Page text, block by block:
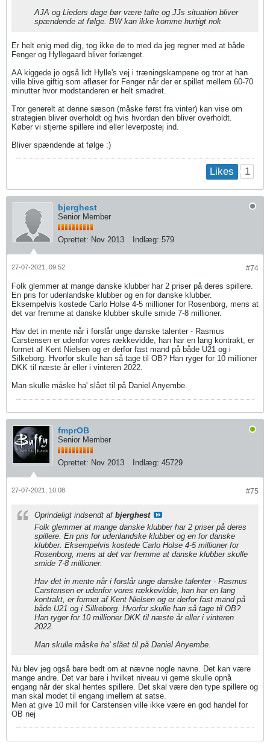
AJA og Lieders dage bør være talte og JJs situation bliver
spændende at følge. BW kan ikke komme hurtigt nok
Er helt enig med dig, tog ikke de to med da jeg regner med at både
Fenger og Hyllegaard bliver forlænget.
AA kiggede jo også lidt Hylle's vej i træningskampene og tror at han
ville blive giftig som afløser for Fenger når der er spillet mellem 60-70
minutter hvor modstanderen er helt smadret.
Tror generelt at denne sæson (måske først fra vinter) kan vise om
strategien bliver overholdt og hvis hvordan den bliver overholdt.
Køber vi stjerne spillere ind eller leverpostej ind.
Bliver spændende at følge :)
Likes 1
bjerghest
Senior Member
Oprettet: Nov 2013 Indlæg: 579
#74
27-07-2021, 09:52
Folk glemmer at mange danske klubber har 2 priser på deres spillere.
En pris for udenlandske klubber og en for danske klubber.
Eksempelvis kostede Carlo Holse 4-5 millioner for Rosenborg, mens at
det var fremme at danske klubber skulle smide 7-8 millioner.
Hav det in mente når i forslår unge danske talenter - Rasmus
Carstensen er udenfor vores rækkevidde, han har en lang kontrakt, er
formet af Kent Nielsen og er derfor fast mand på både U21 og i
Silkeborg. Hvorfor skulle han så tage til OB? Han ryger for 10 millioner
DKK til næste år eller i vinteren 2022.
Man skulle måske ha' slået til på Daniel Anyembe.
fmprOB
Senior Member
Oprettet: Nov 2013 Indlæg: 45729
#75
27-07-2021, 10:08
Oprindeligt indsendt af bjerghest
Folk glemmer at mange danske klubber har 2 priser på deres
spillere. En pris for udenlandske klubber og en for danske
klubber. Eksempelvis kostede Carlo Holse 4-5 millioner for
Rosenborg, mens at det var fremme at danske klubber skulle
smide 7-8 millioner.
Hav det in mente når i forslår unge danske talenter - Rasmus
Carstensen er udenfor vores rækkevidde, han har en lang
kontrakt, er formet af Kent Nielsen og er derfor fast mand på
både U21 og i Silkeborg. Hvorfor skulle han så tage til OB?
Han ryger for 10 millioner DKK til næste år eller i vinteren
2022.
Man skulle måske ha' slået til på Daniel Anyembe.
Nu blev jeg også bare bedt om at nævne nogle navne. Det kan være
mange andre. Det var bare i hvilket niveau vi gerne skulle opnå
engang når der skal hentes spillere. Det skal være den type spillere og
man skal modet til engang imellem at satse.
Men at give 10 mill for Carstensen ville ikke være en god handel for
OB nej